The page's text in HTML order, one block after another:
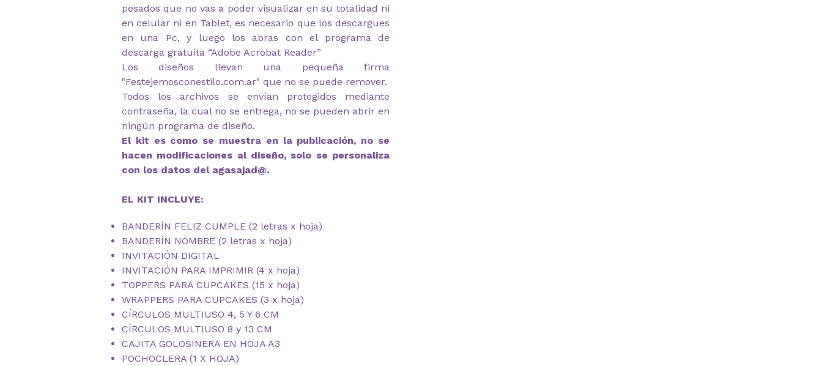
pesados que no vas a poder visualizar en su totalidad ni
en celular ni en Tablet, es necesario que los descargues
en una Pc, y luego los abras con el programa de
descarga gratuita “Adobe Acrobat Reader”
Los diseños llevan una pequeña firma
"Festejemosconestilo.com.ar" que no se puede remover.
Todos los archivos se envían protegidos mediante
contraseña, la cual no se entrega, no se pueden abrir en
ningún programa de diseño.
El kit es como se muestra en la publicación, no se
hacen modificaciones al diseño, solo se personaliza
con los datos del agasajad@.
EL KIT INCLUYE:
BANDERÍN FELIZ CUMPLE (2 letras x hoja)
BANDERÍN NOMBRE (2 letras x hoja)
INVITACIÓN DIGITAL
INVITACIÓN PARA IMPRIMIR (4 x hoja)
TOPPERS PARA CUPCAKES (15 x hoja)
WRAPPERS PARA CUPCAKES (3 x hoja)
CÍRCULOS MULTIUSO 4, 5 Y 6 CM
CÍRCULOS MULTIUSO 8 y 13 CM
CAJITA GOLOSINERA EN HOJA A3
POCHOCLERA (1 X HOJA)